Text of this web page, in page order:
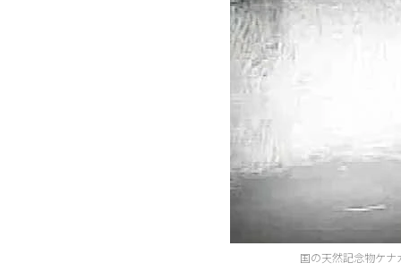
国の天然記念物ケ